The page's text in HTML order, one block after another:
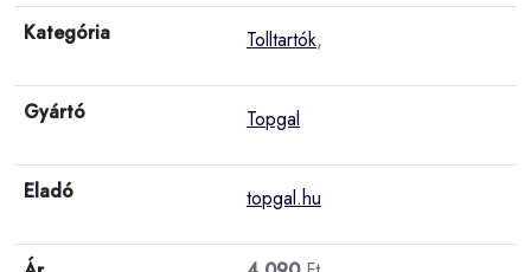
Kategória Tolltartók,
Gyártó Topgal
Eladó topgal.hu